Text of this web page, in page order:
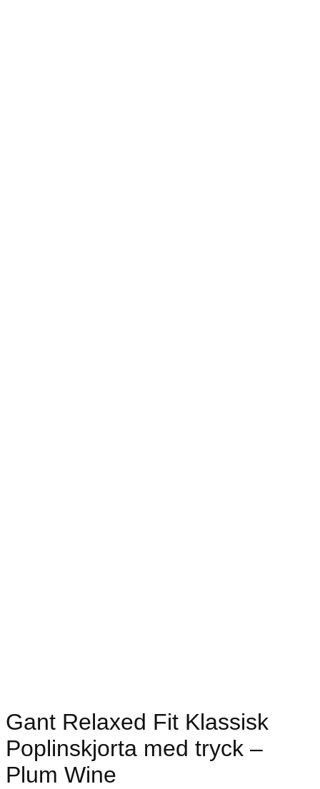
Gant Relaxed Fit Klassisk
Poplinskjorta med tryck –
Plum Wine